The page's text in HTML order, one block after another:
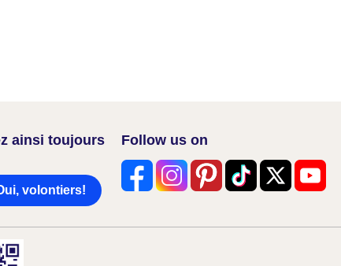
ainsi toujours
volontiers!
Follow us on